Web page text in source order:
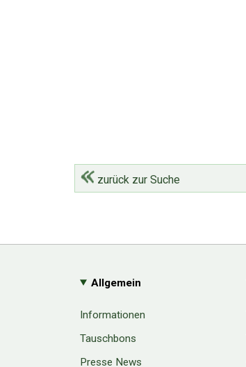
zurück zur Suche
Allgemein
Informationen
Tauschbons
Presse News